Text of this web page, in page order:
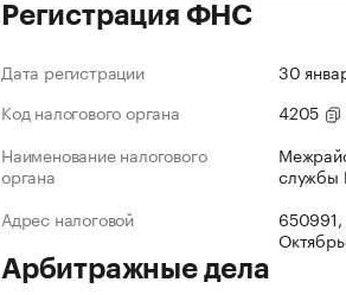
Регистрация ФНС
Дата регистрации
30
Код налогового органа
4205
Наименование налогового
органа
службы
Адрес налоговой
650991,
Арбитражные дела